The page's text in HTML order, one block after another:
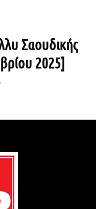
Σαουδικής
2025]